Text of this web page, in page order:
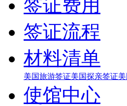
签证费用
签证流程
材料清单
美国旅游签证美国探亲签证
使馆中心